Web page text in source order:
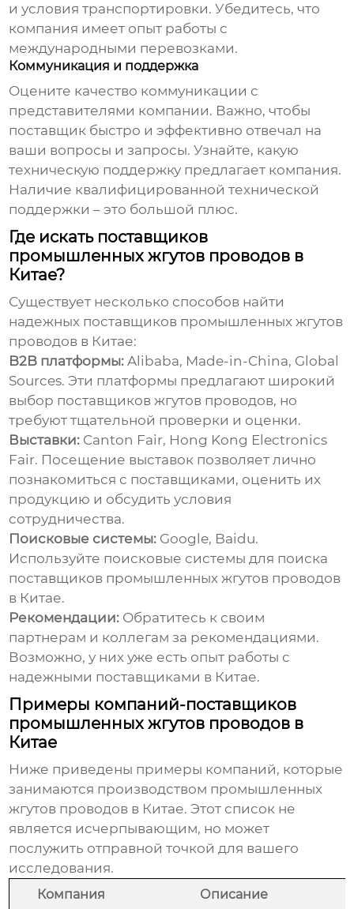
и условия транспортировки. Убедитесь, что
компания имеет опыт работы с
международными перевозками.
Коммуникация и поддержка
Оцените качество коммуникации с
представителями компании. Важно, чтобы
поставщик быстро и эффективно отвечал на
ваши вопросы и запросы. Узнайте, какую
техническую поддержку предлагает компания.
Наличие квалифицированной технической
поддержки – это большой плюс.
Где искать поставщиков
промышленных жгутов проводов в
Китае?
Существует несколько способов найти
надежных поставщиков промышленных жгутов
проводов в Китае:
B2B платформы: Alibaba, Made-in-China, Global
Sources. Эти платформы предлагают широкий
выбор поставщиков жгутов проводов, но
требуют тщательной проверки и оценки.
Выставки: Canton Fair, Hong Kong Electronics
Fair. Посещение выставок позволяет лично
познакомиться с поставщиками, оценить их
продукцию и обсудить условия
сотрудничества.
Поисковые системы: Google, Baidu.
Используйте поисковые системы для поиска
поставщиков промышленных жгутов проводов
в Китае.
Рекомендации: Обратитесь к своим
партнерам и коллегам за рекомендациями.
Возможно, у них уже есть опыт работы с
надежными поставщиками в Китае.
Примеры компаний-поставщиков
промышленных жгутов проводов в
Китае
Ниже приведены примеры компаний, которые
занимаются производством промышленных
жгутов проводов в Китае. Этот список не
является исчерпывающим, но может
послужить отправной точкой для вашего
исследования.
Компания Описание